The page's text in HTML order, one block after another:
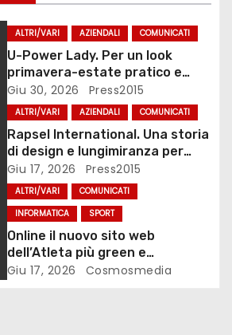
ALTRI/VARI AZIENDALI COMUNICATI
U-Power Lady. Per un look
primavera-estate pratico e
vivace
Giu 30, 2026 Press2015
ALTRI/VARI AZIENDALI COMUNICATI
Rapsel International. Una storia
di design e lungimiranza per
l’arredo bagno
Giu 17, 2026 Press2015
ALTRI/VARI
COMUNICATI
INFORMATICA
SPORT
Online il nuovo sito web
dell’Atleta più green e
sostenibile d’Italia
Giu 17, 2026 Cosmosmedia